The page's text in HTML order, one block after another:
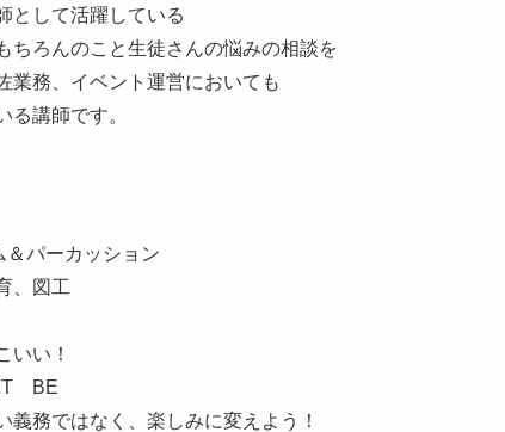
として活躍している
ちろんのこと生徒さんの悩みの相談を
業務、イベント運営においても
講師です。
＆パーカッション
、図工
いい！
IT BE
義務ではなく、楽しみに変えよう！